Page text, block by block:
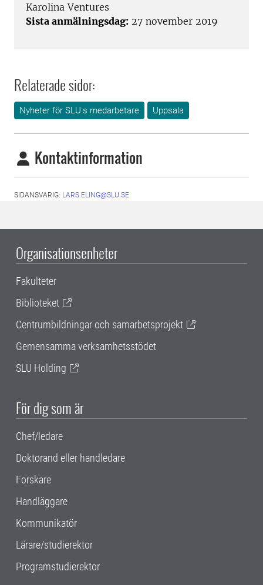
Karolina Ventures
Sista anmälningsdag: 27 november 2019
Relaterade sidor:
Nyheter för SLU:s medarbetare Uppsala
Kontaktinformation
SIDANSVARIG: LARS.ELING@SLU.SE
Organisationsenheter
Fakulteter
Biblioteket
Centrumbildningar och samarbetsprojekt
Gemensamma verksamhetsstödet
SLU Holding
För dig som är
Chef/ledare
Doktorand eller handledare
Forskare
Handläggare
Kommunikatör
Lärare/studierektor
Programstudierektor